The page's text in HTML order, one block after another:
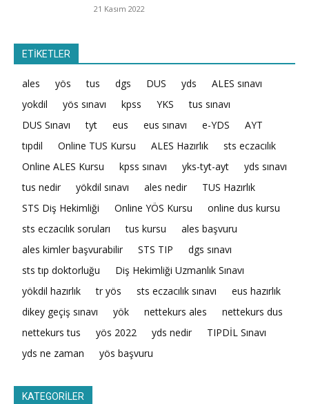
21 Kasım 2022
ETİKETLER
ales yös tus dgs DUS yds
ALES sınavı
yokdil
yös sınavı kpss YKS
tus sınavı
DUS Sınavı
tyt eus eus sınavı e-YDS
AYT
tıpdil
Online TUS Kursu ALES Hazırlık
sts eczacılık
Online ALES Kursu
kpss sınavı yks-tyt-ayt
yds sınavı
tus nedir
yökdil sınavı ales nedir
TUS Hazırlık
STS Diş Hekimliği
Online YÖS Kursu
online dus kursu
sts eczacılık soruları
tus kursu
ales başvuru
ales kimler başvurabilir
STS TIP
dgs sınavı
sts tıp doktorluğu
Diş Hekimliği Uzmanlık Sınavı
yökdil hazırlık
tr yös sts eczacılık sınavı
eus hazırlık
dikey geçiş sınavı
yök nettekurs ales
nettekurs dus
nettekurs tus
yös 2022 yds nedir
TIPDİL Sınavı
yds ne zaman
yös başvuru
KATEGORİLER